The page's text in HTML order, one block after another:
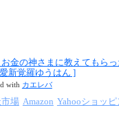
金の神さまに教えてもら
新覚羅ゆうはん ]
with カエレバ
場 Amazon Yahooショッ